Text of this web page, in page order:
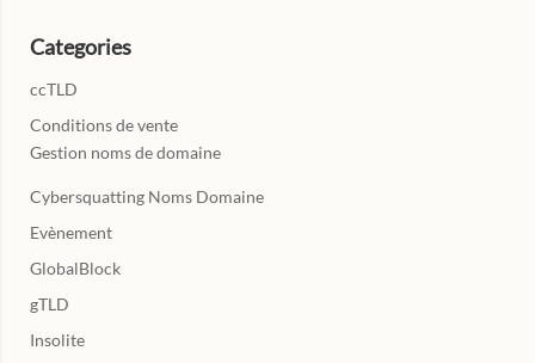
Categories
ccTLD
Conditions de vente
Gestion noms de domaine
Cybersquatting Noms Domaine
Evènement
GlobalBlock
gTLD
Insolite